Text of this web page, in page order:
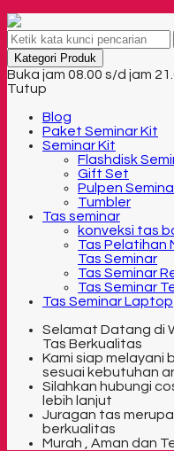
Kategori Produk
Buka jam 08.00 s/d jam
Tutup
Blog
Paket Seminar Kit
Seminar Kit
Flashdisk
Gift Set
Pulpen
Tumbler
Tas seminar
konveksi tas
Tas Pelatihan
Tas Seminar
Tas Seminar
Tas Seminar
Tas Seminar Laptop
Selamat Datang di
Tas Berkualitas
Kami siap melayani
sesuai kebutuhan
Silahkan hubungi
lebih lanjut
Juragan tas
berkualitas
Murah , Aman dan